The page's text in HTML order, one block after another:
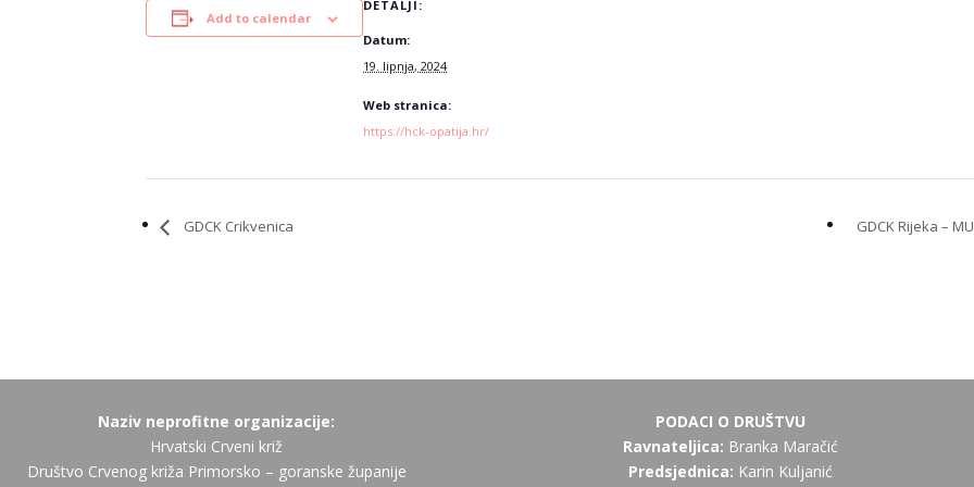
Add to calendar
DETALJI:
Datum:
19. lipnja, 2024
Web stranica:
https://hck-opatija.hr/
GDCK Crikvenica GDCK Rijeka –
Naziv neprofitne organizacije:
Hrvatski Crveni križ
Društvo Crvenog križa Primorsko – goranske županije
PODACI O DRUŠTVU
Ravnateljica: Branka Maračić
Predsjednica: Karin Kuljanić